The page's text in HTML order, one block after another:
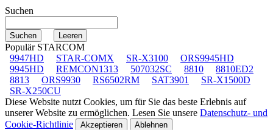
Suchen
Populär STARCOM
9947HD
STAR-COMX SR-X3100
ORS9945HD
9945HD
REMCON1313 507032SC 8810
8810ED2
8813
ORS9930 RS6502RM SAT3901
SR-X1500D
SR-X250CU
Diese Website nutzt Cookies, um für Sie das beste Erlebnis auf
unserer Website zu ermöglichen. Lesen Sie unsere Datenschutz- und
Cookie-Richtlinie
Akzeptieren Ablehnen